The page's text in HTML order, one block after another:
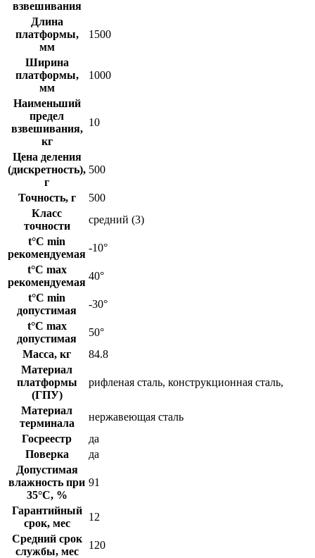
взвешивания
Длина
платформы,
мм
1500
Ширина
платформы,
мм
1000
Наименьший
предел
взвешивания,
кг
10
Цена деления
(дискретность),
г
500
Точность, г
500
Класс
точности
средний (3)
t°C min
рекомендуемая
-10°
t°C max
рекомендуемая
40°
t°C min
допустимая
-30°
t°C max
допустимая
50°
Масса, кг
84.8
Материал
платформы
(ГПУ)
рифленая сталь, конструкционная сталь,
Материал
терминала
нержавеющая сталь
Госреестр
да
Поверка
да
Допустимая
влажность при
35°С, %
91
Гарантийный
срок, мес
12
Средний срок
службы, мес
120